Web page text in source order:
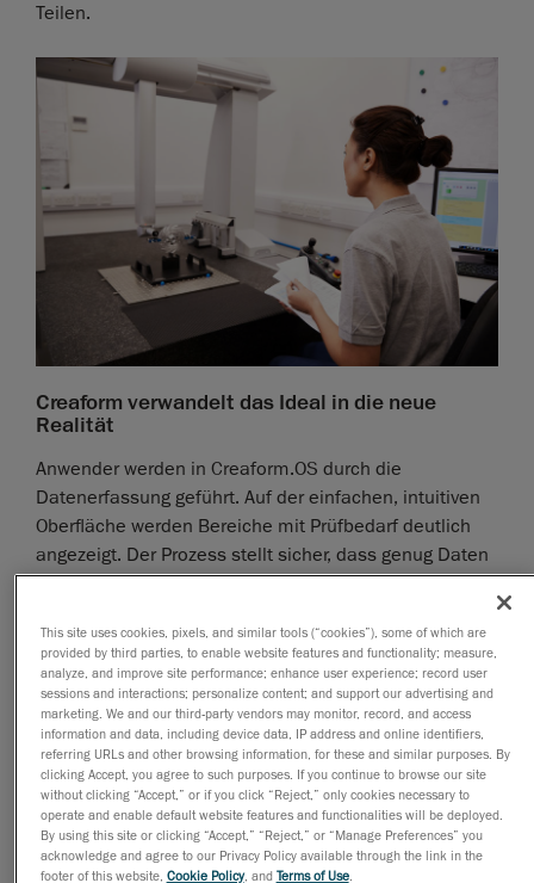
Teilen.
Creaform verwandelt das Ideal in die neue
Realität
Anwender werden in Creaform.OS durch die
Datenerfassung geführt. Auf der einfachen, intuitiven
Oberfläche werden Bereiche mit Prüfbedarf deutlich
angezeigt. Der Prozess stellt sicher, dass genug Daten
für die verlässliche Qualitätskontrolle erfasst werden.
schneller und benötigen keine hochspezialisierten
Fähigkeiten.
Die leistungsfähigen Algorithmen von Creaform.OS
erfordern keine ultrahohe Auflösung, wodurch die
Datenverarbeitung schneller und die Dateiübertragung
leichter wird.
Durch Integration des Prüfsoftwaremoduls in die
Creaform Metrology Suite™und die
This site uses cookies, pixels, and similar tools (“cookies”), some of which are
provided by third parties, to enable website features and functionality; measure,
analyze, and improve site performance; enhance user experience; record user
sessions and interactions; personalize content; and support our advertising and
marketing. We and our third-party vendors may monitor, record, and access
information and data, including device data, IP address and online identifiers,
referring URLs and other browsing information, for these and similar purposes. By
clicking Accept, you agree to such purposes. If you continue to browse our site
without clicking “Accept,” or if you click “Reject,” only cookies necessary to
operate and enable default website features and functionalities will be deployed.
By using this site or clicking “Accept,” “Reject,” or “Manage Preferences” you
acknowledge and agree to our Privacy Policy available through the link in the
footer of this website, Cookie Policy, and Terms of Use.